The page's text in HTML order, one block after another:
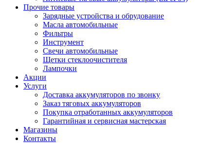
Прочие товары
Зарядные устройства и обрудование
Масла автомобильные
Фильтры
Инструмент
Свечи автомобильные
Щетки стеклоочистителя
Лампочки
Акции
Услуги
Доставка аккумуляторов по звонку
Заказ тяговых аккумуляторов
Покупка отработанных аккумуляторов
Гарантийная и сервисная мастерская
Магазины
Контакты